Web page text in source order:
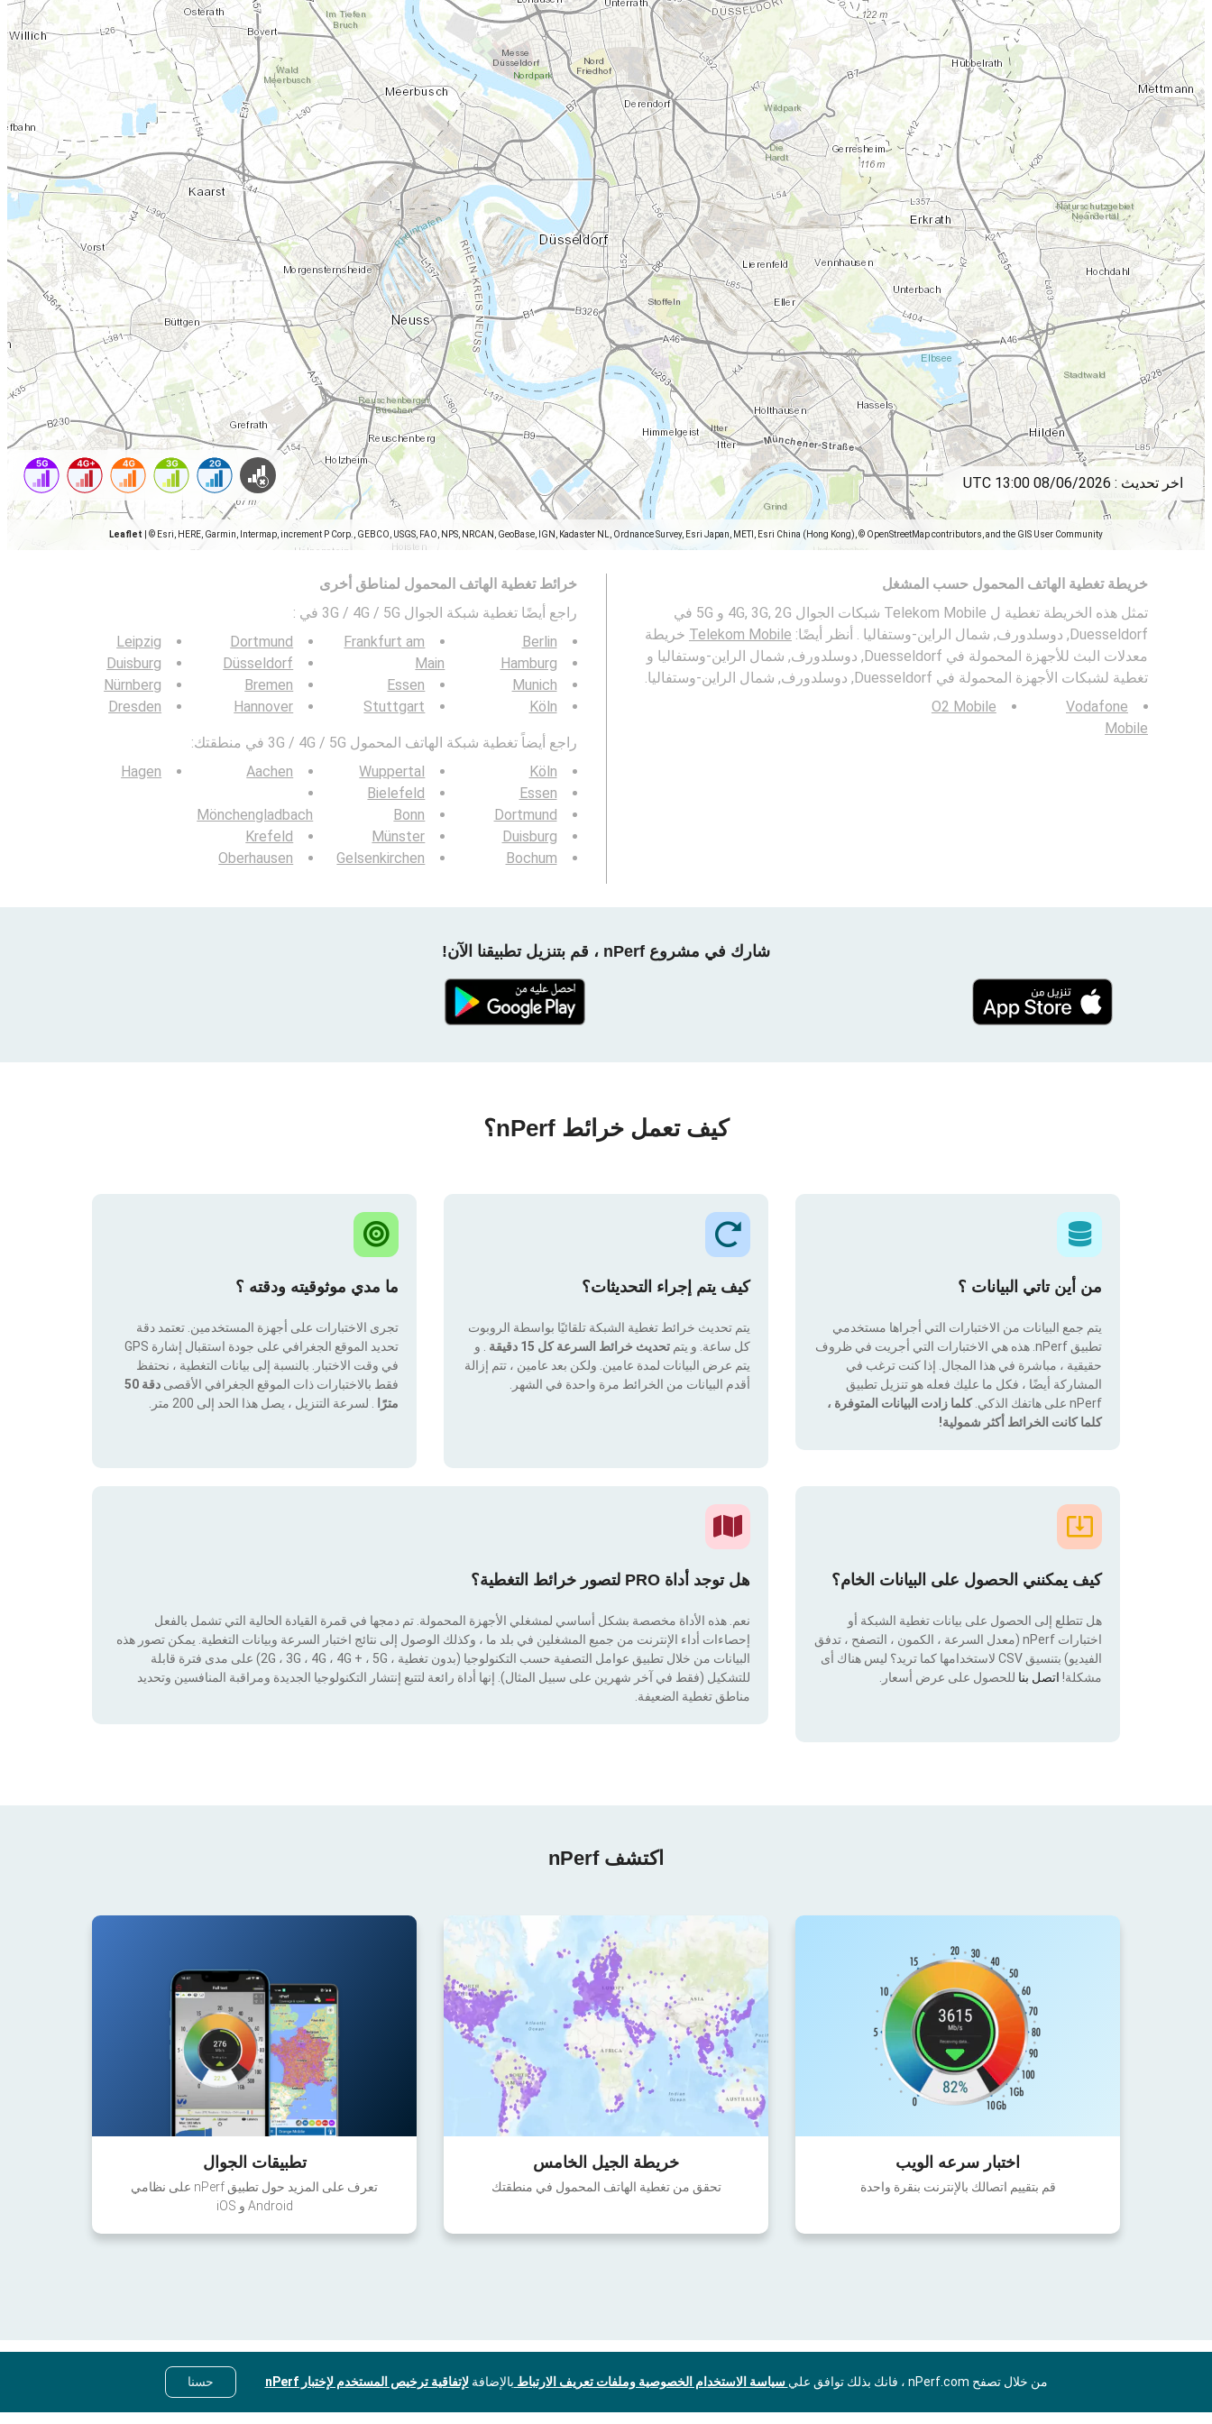
Leaflet © Esri, HERE, Garmin, Intermap, increment P Corp., GEBCO, USGS, FAO, NPS, NRCAN, GeoBase, IGN, Kadaster NL, Ordnance Survey, Esri Japan, METI, Esri China (Hong Kong), © OpenStreetMap contributors, and the GIS User Community
اخر تحديث : 08/06/2026 13:00 UTC
خريطة تغطية الهاتف المحمول حسب المشغل
تمثل هذه الخريطة تغطية ل Telekom Mobile شبكات الجوال 4G, 3G, 2G و 5G في
Duesseldorf, دوسلدورف, شمال الراين-وستفاليا . أنظر أيضًا:
Telekom Mobile خريطة
معدلات البث للأجهزة المحمولة في Duesseldorf, دوسلدورف, شمال الراين-وستفاليا و
تغطية لشبكات الأجهزة المحمولة في Duesseldorf, دوسلدورف, شمال الراين-وستفاليا.
Vodafone
Mobile
O2 Mobile
خرائط تغطية الهاتف المحمول لمناطق أخرى
راجع أيضًا تغطية شبكة الجوال 3G / 4G / 5G في
:
Berlin
Hamburg
Munich
Köln
Frankfurt am
Main
Essen
Stuttgart
Dortmund
Düsseldorf
Bremen
Hannover
Leipzig
Duisburg
Nürnberg
Dresden
راجع أيضاً تغطية شبكة الهاتف المحمول 3G / 4G / 5G في منطقتك:
Köln
Essen
Dortmund
Duisburg
Bochum
Wuppertal
Bielefeld
Bonn
Münster
Gelsenkirchen
Aachen
Mönchengladbach
Krefeld
Oberhausen
Hagen
شارك في مشروع nPerf ، قم بتنزيل تطبيقنا الآن!
كيف تعمل خرائط nPerf؟
من أين تاتي البيانات ؟
يتم جمع البيانات من الاختبارات التي أجراها مستخدمي
تطبيق nPerf. هذه هي الاختبارات التي أجريت في ظروف
حقيقية ، مباشرة في هذا المجال. إذا كنت ترغب في
المشاركة أيضًا ، فكل ما عليك فعله هو تنزيل تطبيق
nPerf على هاتفك الذكي.
كلما زادت البيانات المتوفرة ،
كلما كانت الخرائط أكثر شمولية!
كيف يتم إجراء التحديثات؟
يتم تحديث خرائط تغطية الشبكة تلقائيًا بواسطة الروبوت
كل ساعة. و يتم تحديث خرائط السرعة كل 15 دقيقة
. و
يتم عرض البيانات لمدة عامين. ولكن بعد عامين ، تتم إزالة
أقدم البيانات من الخرائط مرة واحدة في الشهر.
ما مدي موثوقيته ودقته ؟
تجرى الاختبارات على أجهزة المستخدمين. تعتمد دقة
تحديد الموقع الجغرافي على جودة استقبال إشارة GPS
في وقت الاختبار. بالنسبة إلى بيانات التغطية ، نحتفظ
فقط بالاختبارات ذات الموقع الجغرافي الأقصى
دقة 50
مترًا
. لسرعة التنزيل ، يصل هذا الحد إلى 200 متر.
كيف يمكنني الحصول على البيانات الخام؟
هل تتطلع إلى الحصول على بيانات تغطية الشبكة أو
اختبارات nPerf (معدل السرعة ، الكمون ، التصفح ، تدفق
الفيديو) بتنسيق CSV لاستخدامها كما تريد؟ ليس هناك أى
مشكلة! اتصل بنا للحصول على عرض أسعار.
هل توجد أداة PRO لتصور خرائط التغطية؟
نعم. هذه الأداة مخصصة بشكل أساسي لمشغلي الأجهزة المحمولة. تم دمجها في قمرة القيادة الحالية التي تشمل بالفعل
إحصاءات أداء الإنترنت من جميع المشغلين في بلد ما ، وكذلك الوصول إلى نتائج اختبار السرعة وبيانات التغطية. يمكن تصور هذه
البيانات من خلال تطبيق عوامل التصفية حسب التكنولوجيا (بدون تغطية ، 2G ، 3G ، 4G ، 4G + ، 5G) على مدى فترة قابلة
للتشكيل (فقط في آخر شهرين على سبيل المثال). إنها أداة رائعة لتتبع إنتشار التكنولوجيا الجديدة ومراقبة المنافسين وتحديد
مناطق تغطية الضعيفة.
اكتشف nPerf
اختبار سرعه الويب
قم بتقييم اتصالك بالإنترنت بنقرة واحدة
خريطة الجيل الخامس
تحقق من تغطية الهاتف المحمول في منطقتك
تطبيقات الجوال
تعرف على المزيد حول تطبيق nPerf على نظامي
Android و iOS
من خلال تصفح nPerf.com ، فانك بذلك توافق علي سياسة الاستخدام الخصوصية وملفات تعريف الارتباط بالإضافةلإتفاقية ترخيص المستخدم لإختبار nPerf حسنا